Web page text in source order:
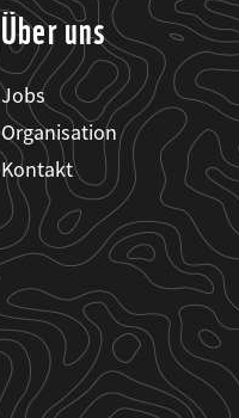
Über uns
Jobs
Organisation
Kontakt